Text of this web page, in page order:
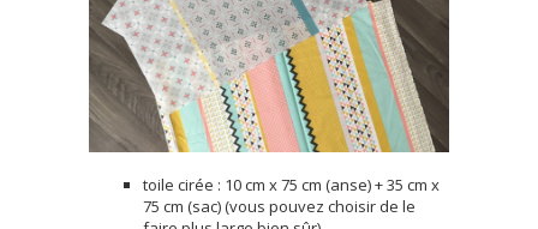
toile cirée : 10 cm x 75 cm (anse) + 35 cm x
75 cm (sac) (vous pouvez choisir de le